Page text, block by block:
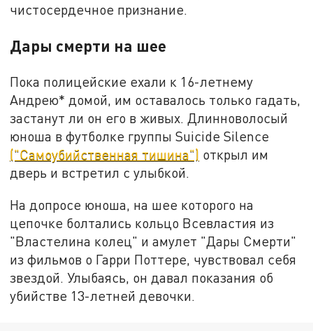
чистосердечное признание.
Дары смерти на шее
Пока полицейские ехали к 16-летнему
Андрею* домой, им оставалось только гадать,
застанут ли он его в живых. Длинноволосый
юноша в футболке группы Suicide Silence
("Самоубийственная тишина") открыл им
дверь и встретил с улыбкой.
На допросе юноша, на шее которого на
цепочке болтались кольцо Всевластия из
"Властелина колец" и амулет "Дары Смерти"
из фильмов о Гарри Поттере, чувствовал себя
звездой. Улыбаясь, он давал показания об
убийстве 13-летней девочки.